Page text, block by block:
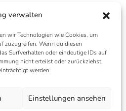
verwalten
wir Technologien wie Cookies, um
zuzugreifen. Wenn du diesen
Surfverhalten oder eindeutige IDs auf
nicht erteilst oder zurückziehst,
werden.
Einstellungen ansehen